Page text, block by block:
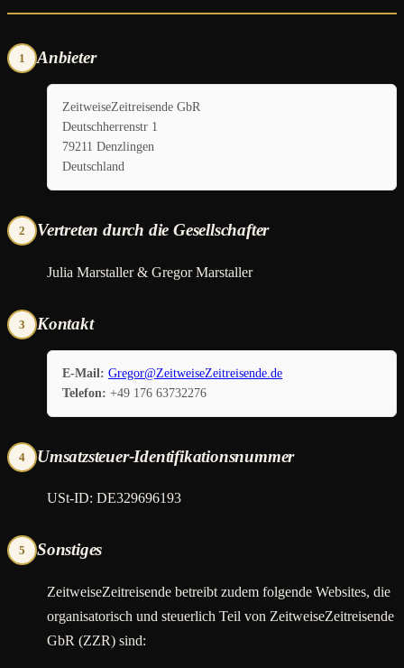
1 Anbieter
ZeitweiseZeitreisende GbR
Deutschherrenstr 1
79211 Denzlingen
Deutschland
2 Vertreten durch die Gesellschafter
Julia Marstaller & Gregor Marstaller
3 Kontakt
E-Mail: Gregor@ZeitweiseZeitreisende.de
Telefon: +49 176 63732276
4 Umsatzsteuer-Identifikationsnummer
USt-ID: DE329696193
5 Sonstiges
ZeitweiseZeitreisende betreibt zudem folgende Websites, die
organisatorisch und steuerlich Teil von ZeitweiseZeitreisende
GbR (ZZR) sind: